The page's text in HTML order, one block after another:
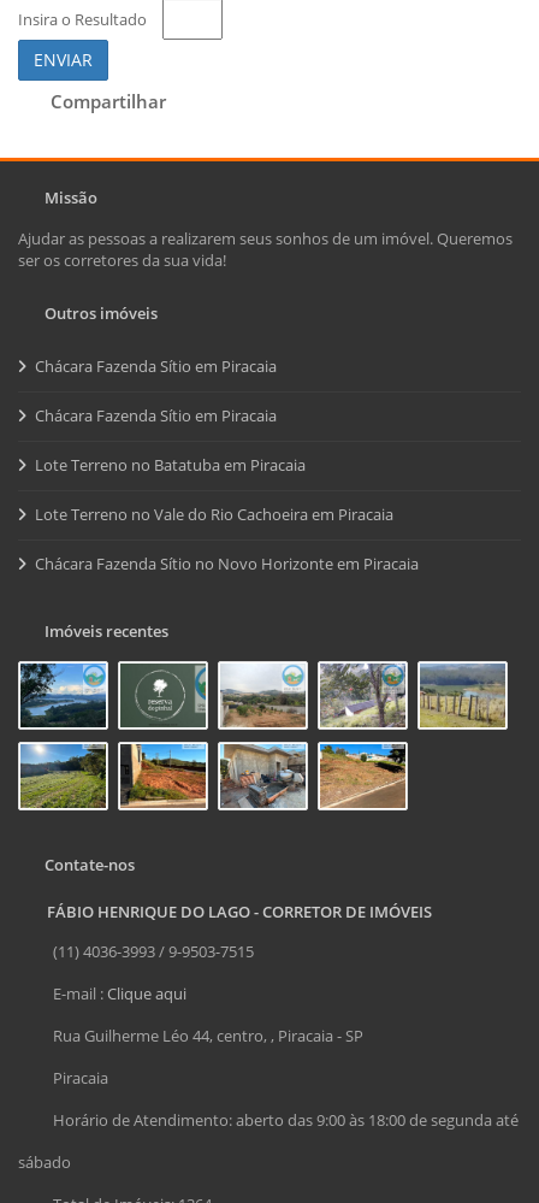
Insira o Resultado
ENVIAR
Compartilhar
Missão
Ajudar as pessoas a realizarem seus sonhos de um imóvel. Queremos
ser os corretores da sua vida!
Outros imóveis
Chácara Fazenda Sítio em Piracaia
Chácara Fazenda Sítio em Piracaia
Lote Terreno no Batatuba em Piracaia
Lote Terreno no Vale do Rio Cachoeira em Piracaia
Chácara Fazenda Sítio no Novo Horizonte em Piracaia
Imóveis recentes
Contate-nos
FÁBIO HENRIQUE DO LAGO - CORRETOR DE IMÓVEIS
(11) 4036-3993 / 9-9503-7515
E-mail :Clique aqui
Rua Guilherme Léo 44, centro, , Piracaia - SP
Piracaia
Horário de Atendimento: aberto das 9:00 às 18:00 de segunda até
sábado